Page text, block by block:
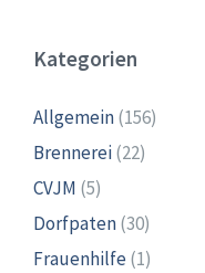
Kategorien
Allgemein(156)
Brennerei(22)
CVJM (5)
Dorfpaten(30)
Frauenhilfe(1)